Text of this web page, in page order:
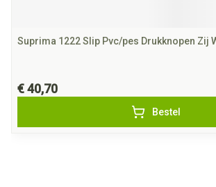
Suprima 1222 Slip Pvc/pes Drukknopen Zij
€ 40,70
Bestel